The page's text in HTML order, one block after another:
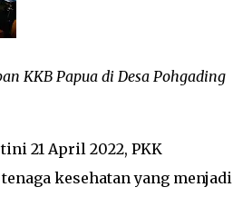
KKB Papua di Desa Pohgading
21 April 2022, PKK
kesehatan yang menjadi